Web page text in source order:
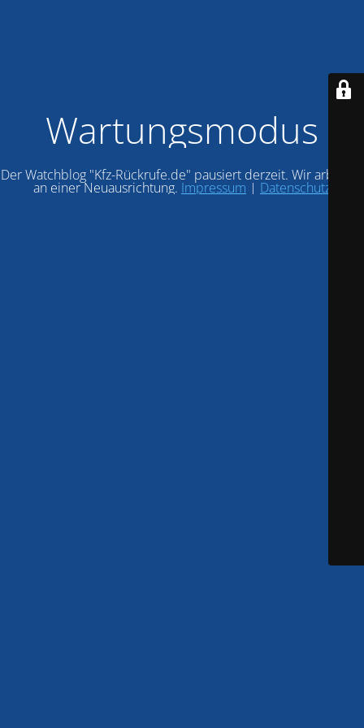
Wartungsmodus
Der Watchblog "Kfz-Rückrufe.de" pausiert derzeit. Wir arbeiten
an einer Neuausrichtung. Impressum | Datenschutz